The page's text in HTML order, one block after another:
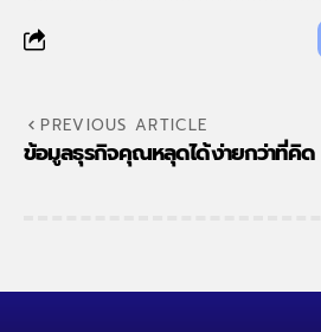
PREVIOUS ARTICLE
ข้อมูลธุรกิจคุณหลุดได้ง่ายกว่าที่คิด